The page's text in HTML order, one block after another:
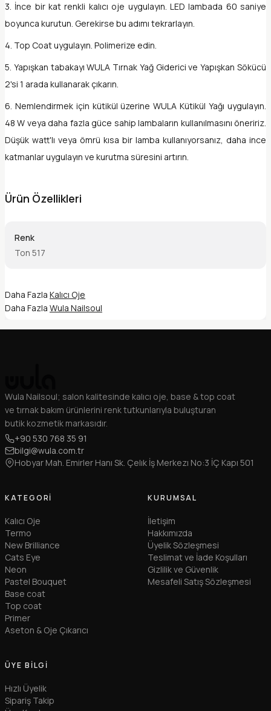
3. İnce bir kat renkli kalıcı oje uygulayın. LED lambada 60 saniye
boyunca kurutun. Gerekirse bu adımı tekrarlayın.
4. Top Coat uygulayın. Polimerize edin.
5. Yapışkan tabakayı WULA Tırnak Yağ Giderici ve Yapışkan Sökücü
2'si 1 arada kullanarak çıkarın.
6. Nemlendirmek için kütikül üzerine WULA Kütikül Yağı uygulayın.
48 W veya daha fazla güce sahip lambaların kullanılmasını öneririz.
Düşük watt'lı veya ömrü kısa bir lamba kullanıyorsanız, daha ince
katmanlar uygulayın ve kurutma süresini artırın.
Ürün Özellikleri
Renk
Ton 517
Daha Fazla Kalıcı Oje
Daha Fazla Wula Nailsoul
Wula Nailsoul; salon kalitesinde kalıcı oje, base & top coat
ve tırnak bakım ürünlerini renk tutkunlarıyla buluşturan
butik kozmetik markasıdır.
+90 530 768 35 91
bilgi@wula.com.tr
Hobyar Mah. Emirler Hanı Sk. Çelık İş Merkezı No:3 İÇ Kapı 501
KATEGORI
Kalıcı Oje
Termo
New Brilliance
Cats Eye
Neon
Pastel Bouquet
Base coat
Top coat
Primer
Aseton & Oje Çıkarıcı
KURUMSAL
İletişim
Hakkımızda
Üyelik Sözleşmesi
Teslimat ve İade Koşulları
Gizlilik ve Güvenlik
Mesafeli Satış Sözleşmesi
ÜYE BILGI
Hızlı Üyelik
Sipariş Takip